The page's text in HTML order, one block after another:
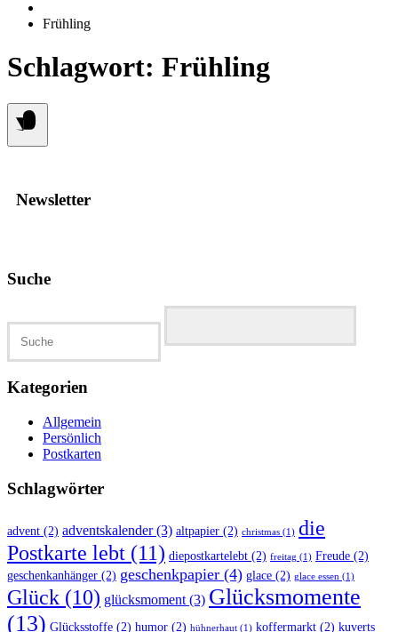
Frühling
Schlagwort: Frühling
Newsletter
Suche
Kategorien
Allgemein
Persönlich
Postkarten
Schlagwörter
advent (2) adventskalender(3) altpapier (2) christmas (1) die
Postkarte lebt (11) diepostkartelebt (2) freitag (1) Freude (2)
geschenkanhänger (2) geschenkpapier (4) glace (2) glace essen (1)
Glück (10) glücksmoment (3) Glücksmomente
(13) Glücksstoffe (2) humor (2) hühnerhaut (1) koffermarkt (2) kuverts